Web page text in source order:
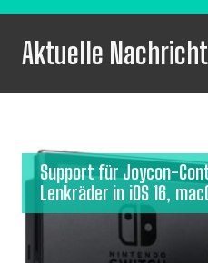
Aktuelle
Support für Joycon-
Lenkräder in iOS 16,